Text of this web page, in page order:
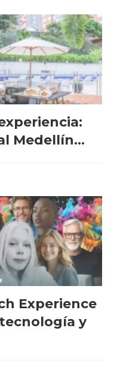
Medellín...
Experience
y